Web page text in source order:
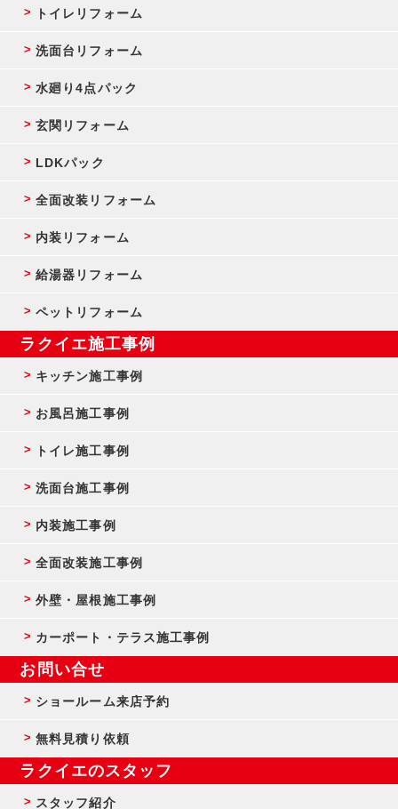
トイレリフォーム
洗面台リフォーム
水廻り4点パック
玄関リフォーム
LDKパック
全面改装リフォーム
内装リフォーム
給湯器リフォーム
ペットリフォーム
ラクイエ施工事例
キッチン施工事例
お風呂施工事例
トイレ施工事例
洗面台施工事例
内装施工事例
全面改装施工事例
外壁・屋根施工事例
カーポート・テラス施工事例
お問い合せ
ショールーム来店予約
無料見積り依頼
ラクイエのスタッフ
スタッフ紹介